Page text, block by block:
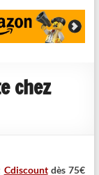
chez
Cdiscountdès 75€